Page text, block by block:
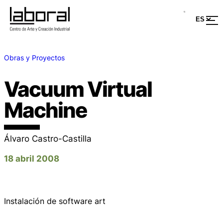
Obras y Proyectos
Vacuum Virtual
Machine
Álvaro Castro-Castilla
18 abril 2008
Instalación de software art